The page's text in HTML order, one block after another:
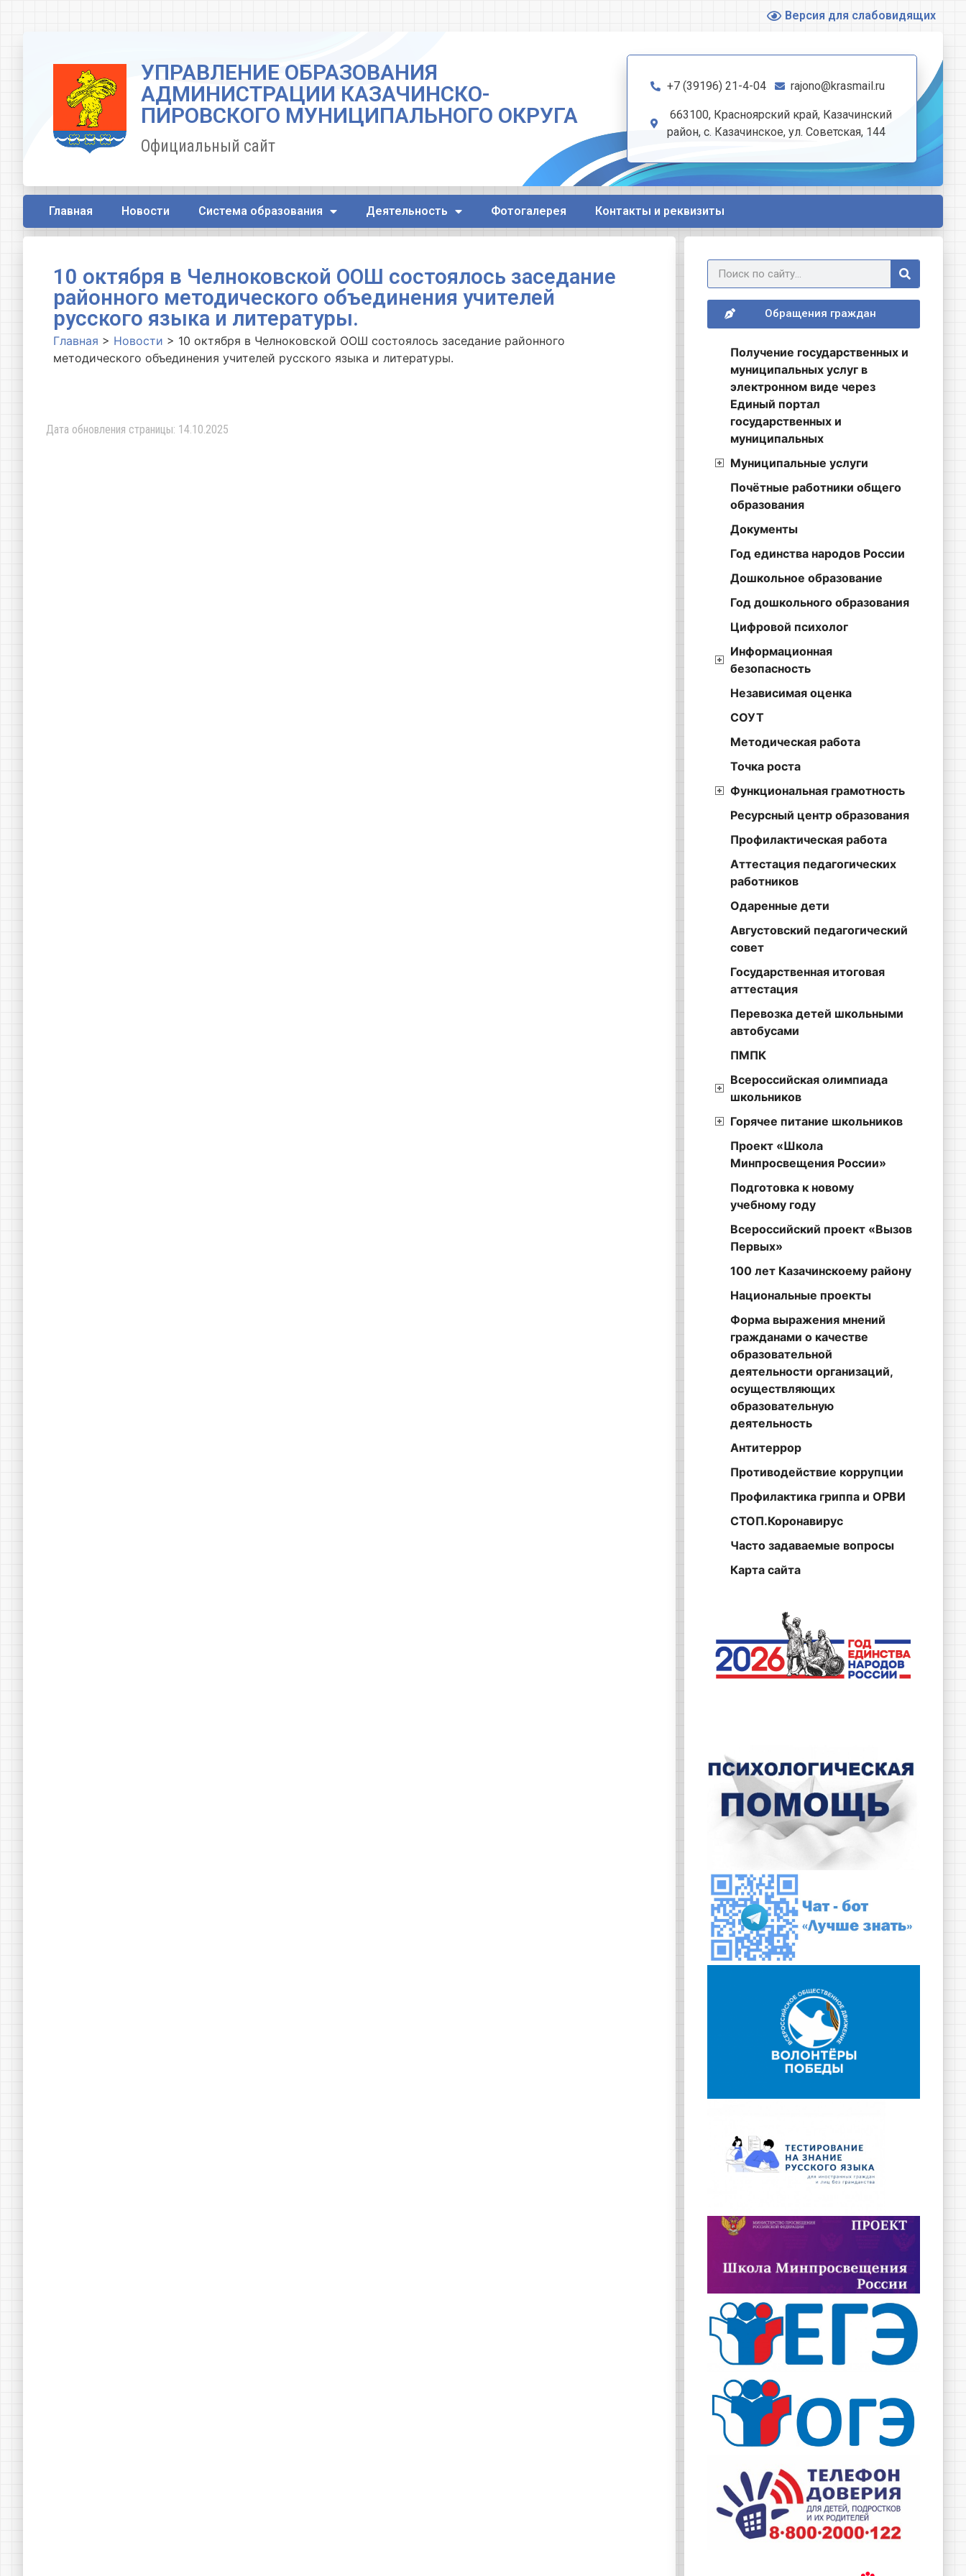
Версия для слабовидящих
УПРАВЛЕНИЕ ОБРАЗОВАНИЯ
АДМИНИСТРАЦИИ КАЗАЧИНСКО-
ПИРОВСКОГО МУНИЦИПАЛЬНОГО ОКРУГА
Официальный сайт
+7 (39196) 21-4-04 rajono@krasmail.ru
663100, Красноярский край, Казачинский
район, с. Казачинское, ул. Советская, 144
Главная Новости Система образования Деятельность Фотогалерея Контакты и реквизиты
10 октября в Челноковской ООШ состоялось заседание
районного методического объединения учителей
русского языка и литературы.
Главная > Новости > 10 октября в Челноковской ООШ состоялось заседание районного
методического объединения учителей русского языка и литературы.
Дата обновления страницы: 14.10.2025
Обращения граждан
Получение государственных и
муниципальных услуг в
электронном виде через
Единый портал
государственных и
муниципальных
Муниципальные услуги
Почётные работники общего
образования
Документы
Год единства народов России
Дошкольное образование
Год дошкольного образования
Цифровой психолог
Информационная
безопасность
Независимая оценка
СОУТ
Методическая работа
Точка роста
Функциональная грамотность
Ресурсный центр образования
Профилактическая работа
Аттестация педагогических
работников
Одаренные дети
Августовский педагогический
совет
Государственная итоговая
аттестация
Перевозка детей школьными
автобусами
ПМПК
Всероссийская олимпиада
школьников
Горячее питание школьников
Проект «Школа
Минпросвещения России»
Подготовка к новому
учебному году
Всероссийский проект «Вызов
Первых»
100 лет Казачинскоему району
Национальные проекты
Форма выражения мнений
гражданами о качестве
образовательной
деятельности организаций,
осуществляющих
образовательную
деятельность
Антитеррор
Противодействие коррупции
Профилактика гриппа и ОРВИ
СТОП.Коронавирус
Часто задаваемые вопросы
Карта сайта